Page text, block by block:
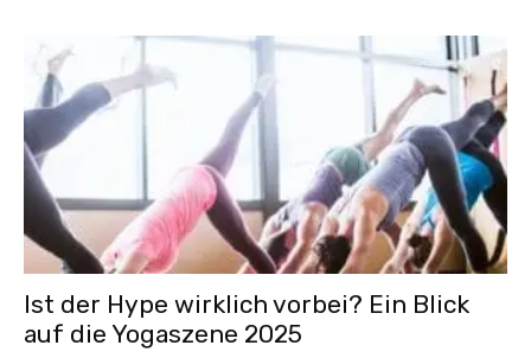
Ist der Hype wirklich vorbei? Ein Blick
auf die Yogaszene 2025